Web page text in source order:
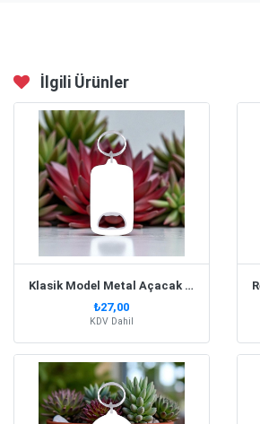
İlgili Ürünler
Klasik Model Metal Açacak Anahtarlık
₺27,00
KDV Dahil